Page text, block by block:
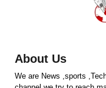
About Us
We are News ,sports